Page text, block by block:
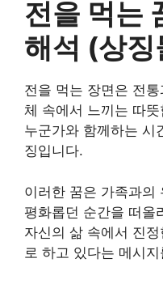
전을 먹는
해석 (상징
전을 먹는 장면은 전
체 속에서 느끼는 따
누군가와 함께하는 시
징입니다.
이러한 꿈은 가족과의
평화롭던 순간을 떠올
자신의 삶 속에서 진
로 하고 있다는 메시